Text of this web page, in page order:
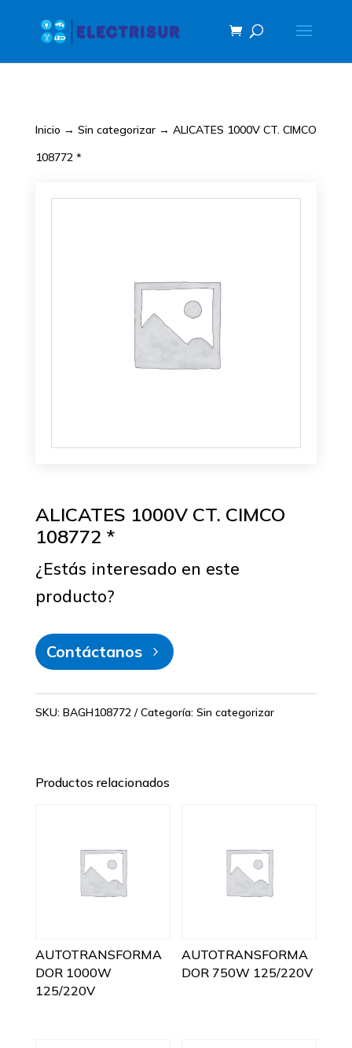
Inicio → Sin categorizar→ ALICATES 1000V CT. CIMCO
108772 *
ALICATES 1000V CT. CIMCO
108772 *
¿Estás interesado en este
producto?
Contáctanos
SKU: BAGH108772 Categoría: Sin categorizar
Productos relacionados
AUTOTRANSFORMA
DOR 1000W
125/220V
AUTOTRANSFORMA
DOR 750W 125/220V